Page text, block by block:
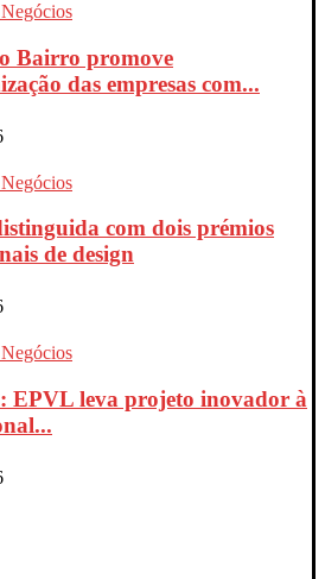
Bairro promove
das empresas com...
com dois prémios
de design
EPVL leva projeto inovador à